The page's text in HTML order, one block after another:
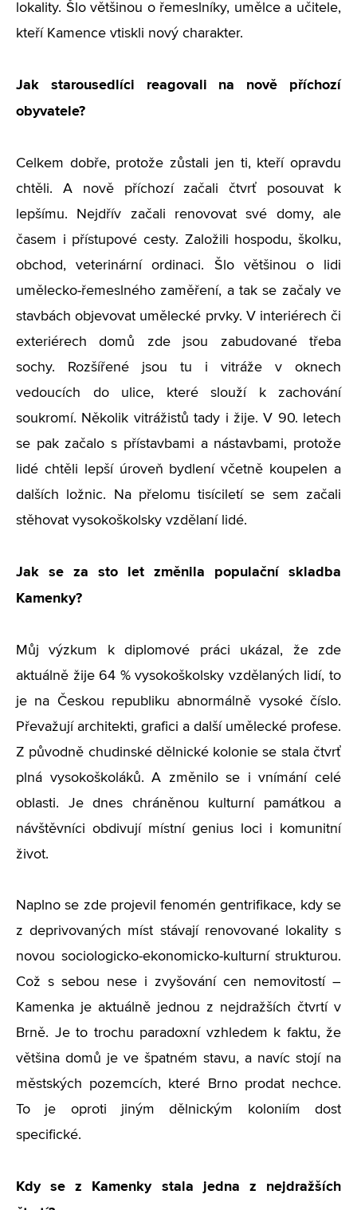
lokality. Šlo většinou o řemeslníky, umělce a učitele,
kteří Kamence vtiskli nový charakter.
Jak starousedlíci reagovali na nově příchozí
obyvatele?
Celkem dobře, protože zůstali jen ti, kteří opravdu
chtěli. A nově příchozí začali čtvrť posouvat k
lepšímu. Nejdřív začali renovovat své domy, ale
časem i přístupové cesty. Založili hospodu, školku,
obchod, veterinární ordinaci. Šlo většinou o lidi
umělecko-řemeslného zaměření, a tak se začaly ve
stavbách objevovat umělecké prvky. V interiérech či
exteriérech domů zde jsou zabudované třeba
sochy. Rozšířené jsou tu i vitráže v oknech
vedoucích do ulice, které slouží k zachování
soukromí. Několik vitrážistů tady i žije. V 90. letech
se pak začalo s přístavbami a nástavbami, protože
lidé chtěli lepší úroveň bydlení včetně koupelen a
dalších ložnic. Na přelomu tisíciletí se sem začali
stěhovat vysokoškolsky vzdělaní lidé.
Jak se za sto let změnila populační skladba
Kamenky?
Můj výzkum k diplomové práci ukázal, že zde
aktuálně žije 64 % vysokoškolsky vzdělaných lidí, to
je na Českou republiku abnormálně vysoké číslo.
Převažují architekti, grafici a další umělecké profese.
Z původně chudinské dělnické kolonie se stala čtvrť
plná vysokoškoláků. A změnilo se i vnímání celé
oblasti. Je dnes chráněnou kulturní památkou a
návštěvníci obdivují místní genius loci i komunitní
život.
Naplno se zde projevil fenomén gentrifikace, kdy se
z deprivovaných míst stávají renovované lokality s
novou sociologicko-ekonomicko-kulturní strukturou.
Což s sebou nese i zvyšování cen nemovitostí –
Kamenka je aktuálně jednou z nejdražších čtvrtí v
Brně. Je to trochu paradoxní vzhledem k faktu, že
většina domů je ve špatném stavu, a navíc stojí na
městských pozemcích, které Brno prodat nechce.
To je oproti jiným dělnickým koloniím dost
specifické.
Kdy se z Kamenky stala jedna z nejdražších